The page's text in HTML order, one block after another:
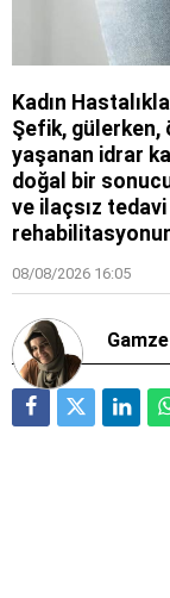
Kadın
Şefik, gülerken,
yaşanan idrar
doğal bir
ve ilaçsız
08/08/2026 16:05